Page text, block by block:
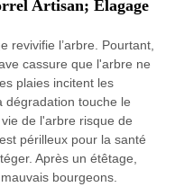
Artisan; Elagage
revivifie l’arbre. Pourtant,
cassure que l'arbre ne
plaies incitent les
dégradation touche le
de l'arbre risque de
périlleux pour la santé
Après un étêtage,
bourgeons.